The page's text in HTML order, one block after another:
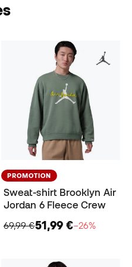
PROMOTION
Sweat-shirt Brooklyn Air
Jordan 6 Fleece Crew
69,99 €51,99 €−26%